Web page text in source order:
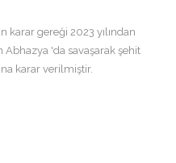
karar gereği 2023 yılından
Abhazya 'da savaşarak şehit
karar verilmiştir.